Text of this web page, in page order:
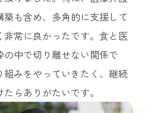
も含め、多角的に支援して
常に良かったです。食と医
中で切り離せない関係で
みをやっていきたく、継続
らありがたいです。